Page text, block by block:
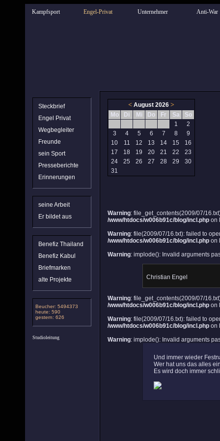
Steckbrief
Engel Privat
Wegbegleiter
Freunde
sein Sport
Presseberichte
Erinnerungen
seine Arbeit
Er bildet aus
Benefiz Thailand
Benefiz Kabul
Briefmarken
alte Projekte
Beucher: 5494373
heute: 590
gestern: 626
Studioleitung
< August 2026>
Mo Di Mi Do Fr Sa
So
1
2
3
4 5 6 7 8
9
10
11 12 13 14 15
16
17
18 19 20 21 22
23
24
25 26 27 28 29
30
31
Warning: file_get_contents(2009/07/
/www/htdocs/w006b91c/blog/incl.php on
Warning: file(2009/07/16.txt): failed to
/www/htdocs/w006b91c/blog/incl.php on
Warning: implode(): Invalid arguments
Christian Engel
Warning: file_get_contents(2009/07/
/www/htdocs/w006b91c/blog/incl.php on
Warning: file(2009/07/16.txt): failed to
/www/htdocs/w006b91c/blog/incl.php on
Warning: implode(): Invalid arguments
Und immer wieder
Wer hat uns das alles
Es wird doch immer
Kampfsport Engel-Privat Unternehmer Anti-War